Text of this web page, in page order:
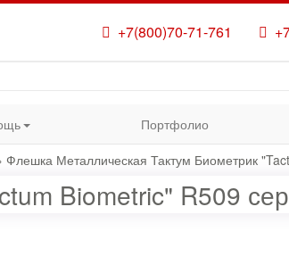
+7(800)70-71-761
Портфолио
Флешка Металлическая Тактум Биометрик
Biometric" R509